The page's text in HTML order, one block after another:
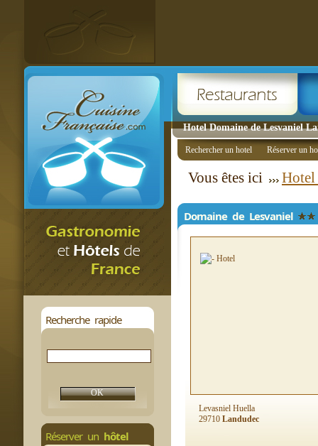
Hotel Domaine de Lesvaniel
Recherche rapide
Réserver un hôtel
Rechercher un hotel Réserver un
Vous êtes ici Hotel
Domaine de Lesvaniel
Levasniel Huella
29710 Landudec